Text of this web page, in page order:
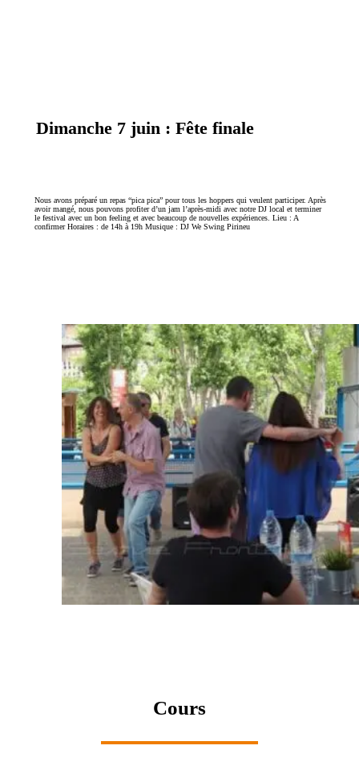
Dimanche 7 juin : Fête finale
Nous avons préparé un repas “pica pica” pour tous les hoppers qui veulent participer. Après
avoir mangé, nous pouvons profiter d’un jam l’après-midi avec notre DJ local et terminer
le festival avec un bon feeling et avec beaucoup de nouvelles expériences. Lieu : A
confirmer Horaires : de 14h à 19h Musique : DJ We Swing Pirineu
Cours